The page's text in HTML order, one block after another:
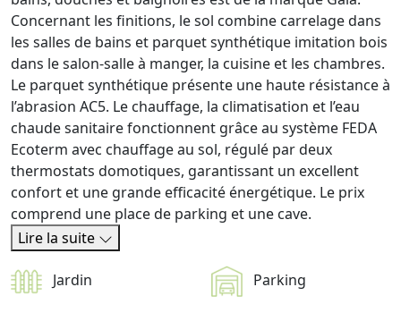
Concernant les finitions, le sol combine carrelage dans
les salles de bains et parquet synthétique imitation bois
dans le salon-salle à manger, la cuisine et les chambres.
Le parquet synthétique présente une haute résistance à
l’abrasion AC5. Le chauffage, la climatisation et l’eau
chaude sanitaire fonctionnent grâce au système FEDA
Ecoterm avec chauffage au sol, régulé par deux
thermostats domotiques, garantissant un excellent
confort et une grande efficacité énergétique. Le prix
comprend une place de parking et une cave.
Lire la suite
Jardin Parking